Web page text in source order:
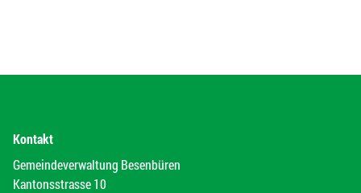
Kontakt
Gemeindeverwaltung Besenbüren
Kantonsstrasse 10